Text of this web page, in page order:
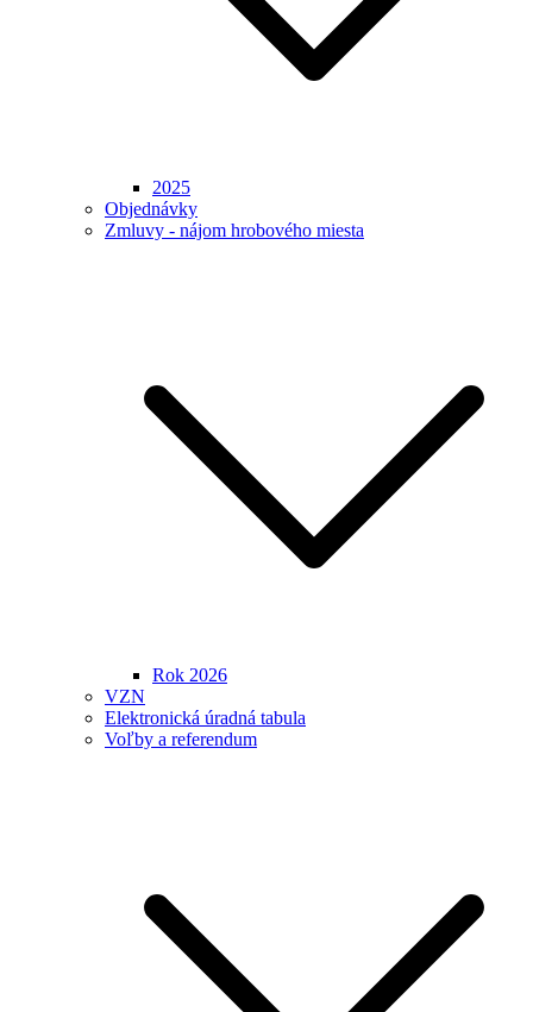
2025
Objednávky
Zmluvy - nájom hrobového miesta
Rok 2026
VZN
Elektronická úradná tabula
Voľby a referendum